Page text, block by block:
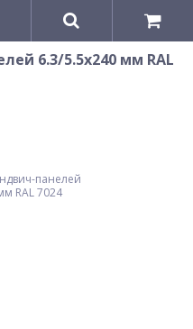
6.3/5.5х240 мм RAL